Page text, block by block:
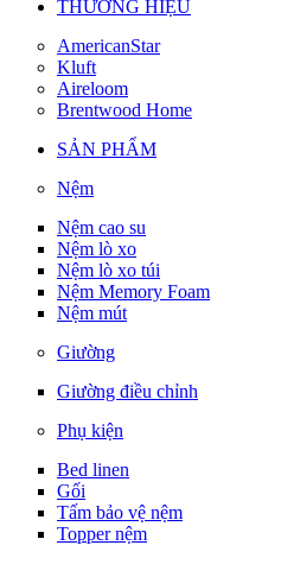
THƯƠNG HIỆU
AmericanStar
Kluft
Aireloom
Brentwood Home
SẢN PHẨM
Nệm
Nệm cao su
Nệm lò xo
Nệm lò xo túi
Nệm Memory Foam
Nệm mút
Giường
Giường điều chỉnh
Phụ kiện
Bed linen
Gối
Tấm bảo vệ nệm
Topper nệm